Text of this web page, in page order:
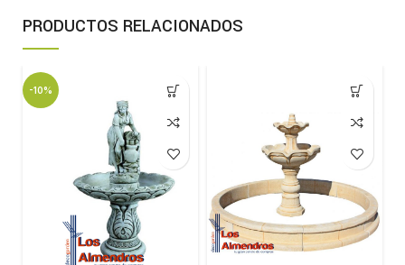
PRODUCTOS RELACIONADOS
-10%